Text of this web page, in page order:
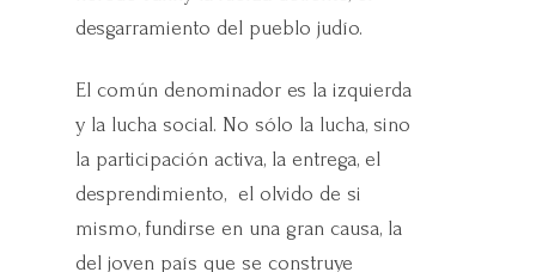
desgarramiento del pueblo judío.
El común denominador es la izquierda
y la lucha social. No sólo la lucha, sino
la participación activa, la entrega, el
desprendimiento, el olvido de si
mismo, fundirse en una gran causa, la
del joven país que se construye